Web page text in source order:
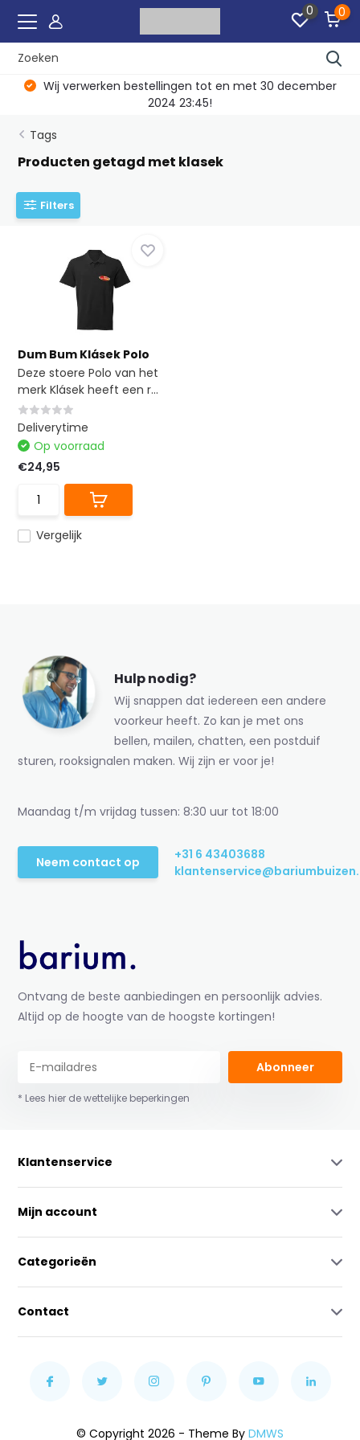
0 0
Wij verwerken bestellingen tot en met 30 december
2024 23:45!
Tags
Producten getagd met klasek
Filters
Dum Bum Klásek Polo
Deze stoere Polo van het
merk Klásek heeft een r...
Vergelijk
Deliverytime
Op voorraad
€24,95
Hulp nodig?
Wij snappen dat iedereen een andere
voorkeur heeft. Zo kan je met ons
bellen, mailen, chatten, een postduif
sturen, rooksignalen maken. Wij zijn er voor je!
Maandag t/m vrijdag tussen: 8:30 uur tot 18:00
Neem contact op
+31 6 43403688
Ontvang de beste aanbiedingen en persoonlijk advies.
Altijd op de hoogte van de hoogste kortingen!
Abonneer
* Lees hier de wettelijke beperkingen
Klantenservice
Mijn account
Categorieën
Contact
© Copyright 2026 - Theme By DMWS